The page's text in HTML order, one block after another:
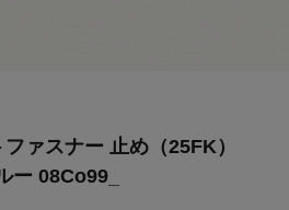
ァスナー 止め（25FK）
ー 08Co99_